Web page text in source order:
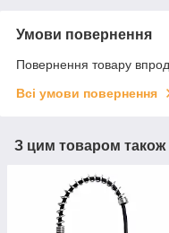
Умови повернення
Повернення товару
Всі умови повернення
З цим товаром